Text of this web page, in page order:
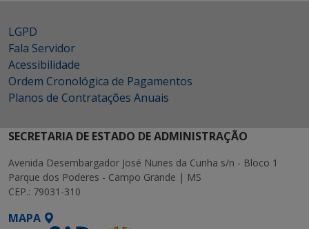
LGPD
Fala Servidor
Acessibilidade
Ordem Cronológica de Pagamentos
Planos de Contratações Anuais
SECRETARIA DE ESTADO DE ADMINISTRAÇÃO
Avenida Desembargador José Nunes da Cunha s/n - Bloco 1
Parque dos Poderes - Campo Grande | MS
CEP.: 79031-310
MAPA